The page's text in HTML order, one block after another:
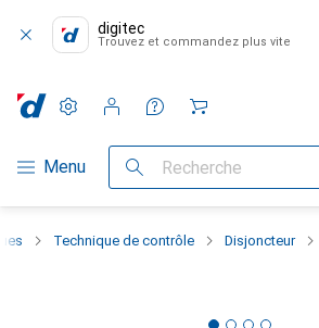
digitec
Trouvez et commandez plus vite
Navigation par catégorie
Menu Recherche
Paramètres
Compte client
Listes de comparaison
Listes d'envies
Panier
Technique de contrôle Disjoncteur